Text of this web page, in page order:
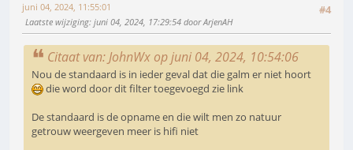
#4
juni 04, 2024, 11:55:01
Laatste wijziging: juni 04, 2024, 17:29:54 door ArjenAH
Citaat van: JohnWx op juni 04, 2024, 10:54:06
Nou de standaard is in ieder geval dat die galm er niet hoort
die word door dit filter toegevoegd zie link
De standaard is de opname en die wilt men zo natuur
getrouw weergeven meer is hifi niet